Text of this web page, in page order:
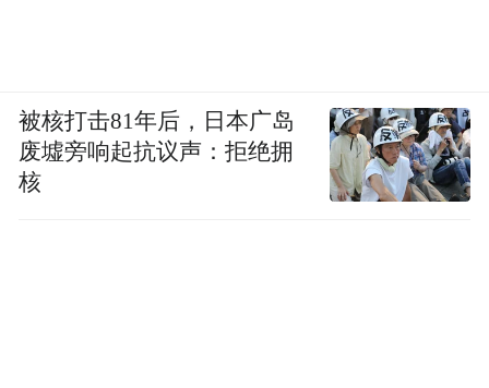
被核打击81年后，日本广岛
废墟旁响起抗议声：拒绝拥
核